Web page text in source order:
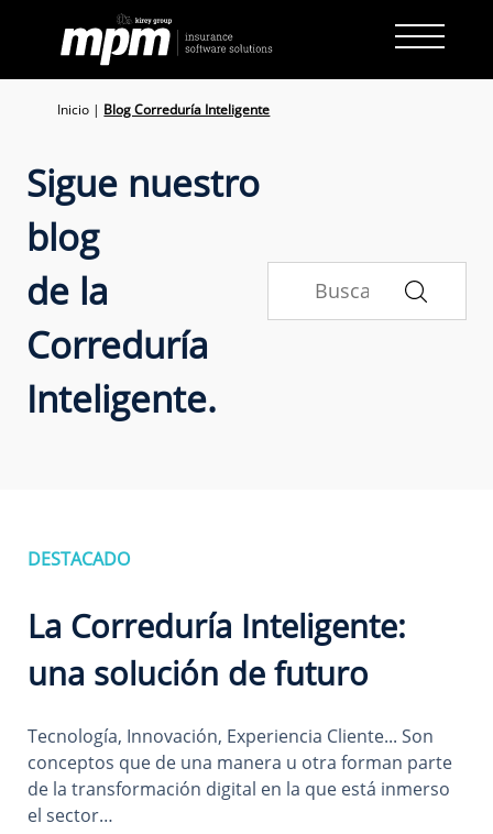
content
Inicio | Blog Correduría Inteligente
Sigue nuestro
blog
de la
Correduría
Inteligente.
DESTACADO
La Correduría Inteligente:
una solución de futuro
Tecnología, Innovación, Experiencia Cliente... Son
conceptos que de una manera u otra forman parte
de la transformación digital en la que está inmerso
el sector…